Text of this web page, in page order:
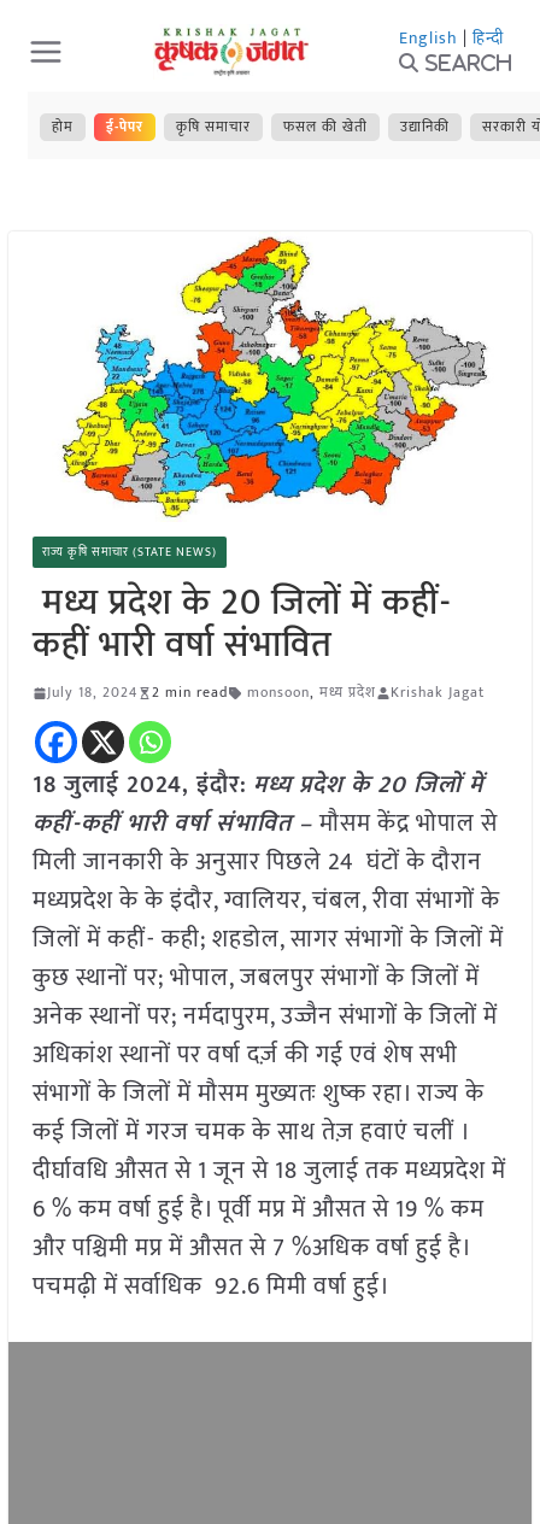
Skip
to
content
English | हिन्दी
Search
होम ई-पेपर कृषि समाचार फसल की खेती उद्यानिकी सरकारी
राज्य कृषि समाचार (STATE NEWS)
मध्य प्रदेश के 20 जिलों में कहीं-
कहीं भारी वर्षा संभावित
July 18, 2024 2 min read monsoon, मध्य प्रदेश Krishak Jagat
18 जुलाई 2024,इंदौर: मध्य प्रदेश के 20 जिलों में
कहीं-कहीं भारी वर्षा संभावित –मौसम केंद्र भोपाल से
मिली जानकारी के अनुसार पिछले 24 घंटों के दौरान
मध्यप्रदेश के के इंदौर, ग्वालियर, चंबल, रीवा संभागों के
जिलों में कहीं- कही; शहडोल, सागर संभागों के जिलों में
कुछ स्थानों पर; भोपाल, जबलपुर संभागों के जिलों में
अनेक स्थानों पर; नर्मदापुरम, उज्जैन संभागों के जिलों में
अधिकांश स्थानों पर वर्षा दर्ज़ की गई एवं शेष सभी
संभागों के जिलों में मौसम मुख्यतः शुष्क रहा। राज्य के
कई जिलों में गरज चमक के साथ तेज़ हवाएं चलीं ।
दीर्घावधि औसत से 1 जून से 18 जुलाई तक मध्यप्रदेश में
6 % कम वर्षा हुई है। पूर्वी मप्र में औसत से 19 % कम
और पश्चिमी मप्र में औसत से 7 %अधिक वर्षा हुई है।
पचमढ़ी में सर्वाधिक 92.6 मिमी वर्षा हुई।